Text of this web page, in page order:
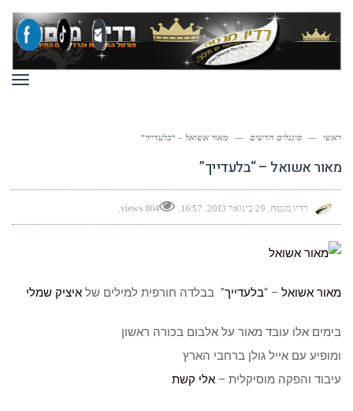
ראשי — סינגלים חדשים — מאור אשואל – “בלעדייך”
מאור אשואל – “בלעדייך”
רדיו מנטה 29 בינואר 2013 16:57
804 views
מאור אשואל – “בלעדייך” בבלדה חורפית למילים של איציק שמלי
בימים אלו עובד מאור על אלבום בכורה ראשון
ומופיע עם אייל גולן ברחבי הארץ
עיבוד והפקה מוסיקלית – אלי קשת